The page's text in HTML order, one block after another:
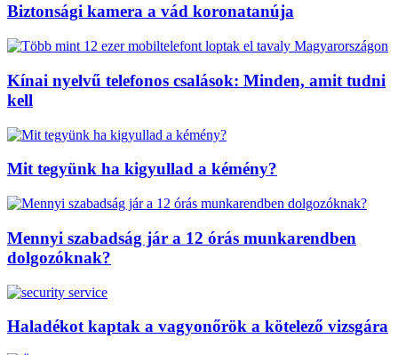
Biztonsági kamera a vád koronatanúja
Kínai nyelvű telefonos csalások: Minden, amit tudni
kell
Mit tegyünk ha kigyullad a kémény?
Mennyi szabadság jár a 12 órás munkarendben
dolgozóknak?
Haladékot kaptak a vagyonőrök a kötelező vizsgára